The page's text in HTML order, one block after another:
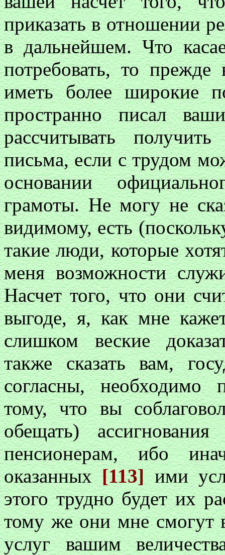
приказать в отношении
в дальнейшем. Что
потребовать, то прежде
иметь более широкие
пространно писал
рассчитывать
письма, если с трудом
основании
грамоты. Не могу не
видимому, есть
такие люди, которые
меня возможности
Насчет того, что они
выгоде, я, как мне
слишком веские
также сказать вам,
согласны, необходимо
тому, что вы
обещать)
пенсионерам, ибо
оказанных[113]ими
этого трудно будет их
тому же они мне смогут
услуг вашим